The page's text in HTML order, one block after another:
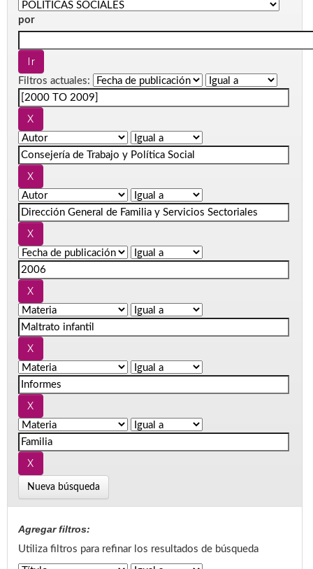
por
Filtros actuales:
Nueva búsqueda
Agregar filtros:
Utiliza filtros para refinar los resultados de búsqueda